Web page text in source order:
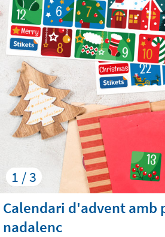
1 / 3
Calendari d'advent amb
nadalenc